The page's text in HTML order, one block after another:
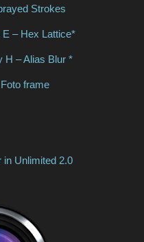
Strokes
– Hex Lattice*
H – Alias Blur *
frame
in Unlimited 2.0